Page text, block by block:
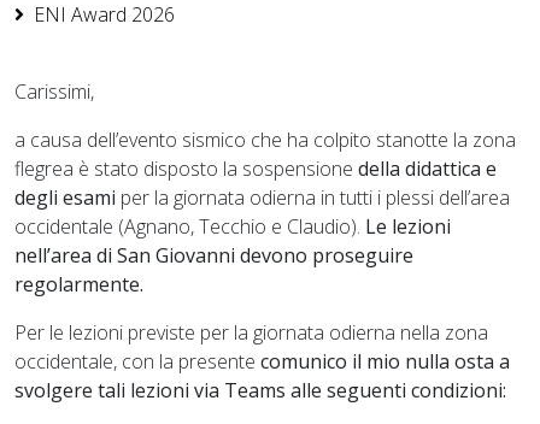
ENI Award 2026
Carissimi,
a causa dell’evento sismico che ha colpito stanotte la zona
flegrea è stato disposto la sospensione della didattica e
degli esami per la giornata odierna in tutti i plessi dell’area
occidentale (Agnano, Tecchio e Claudio). Le lezioni
nell’area di San Giovanni devono proseguire
regolarmente.
Per le lezioni previste per la giornata odierna nella zona
occidentale, con la presente comunico il mio nulla osta a
svolgere tali lezioni via Teams alle seguenti condizioni: